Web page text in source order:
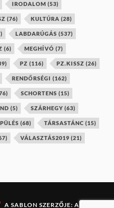
IRODALOM (53)
(76) KULTÚRA (28)
LABDARÚGÁS (537)
(6) MEGHÍVÓ (7)
PZ (116) PZ.KISSZ (26)
RENDŐRSÉGI (162)
SCHORTENS (15)
(5) SZÁRHEGY (63)
(68) TÁRSASTÁNC (15)
VÁLASZTÁS2019 (21)
A SABLON SZERZŐJE: ANDERS